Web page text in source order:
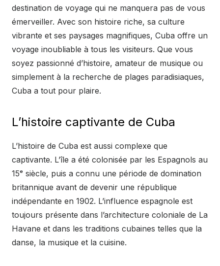
destination de voyage qui ne manquera pas de vous
émerveiller. Avec son histoire riche, sa culture
vibrante et ses paysages magnifiques, Cuba offre un
voyage inoubliable à tous les visiteurs. Que vous
soyez passionné d’histoire, amateur de musique ou
simplement à la recherche de plages paradisiaques,
Cuba a tout pour plaire.
L’histoire captivante de Cuba
L’histoire de Cuba est aussi complexe que
captivante. L’île a été colonisée par les Espagnols au
15ᵉ siècle, puis a connu une période de domination
britannique avant de devenir une république
indépendante en 1902. L’influence espagnole est
toujours présente dans l’architecture coloniale de La
Havane et dans les traditions cubaines telles que la
danse, la musique et la cuisine.